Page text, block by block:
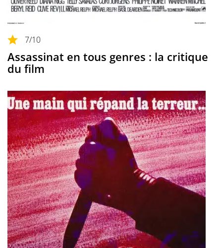
7/10
Assassinat en tous genres : la critique
du film